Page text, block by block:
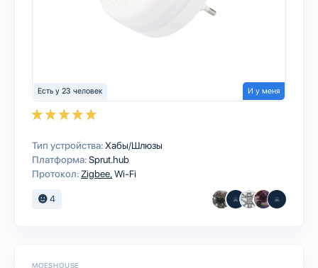
Есть у 23 человек И у меня
Тип устройства:Хабы/Шлюзы
Платформа:Sprut.hub
Протокол:ZigbeeWi-Fi
4
MOESHOUSE